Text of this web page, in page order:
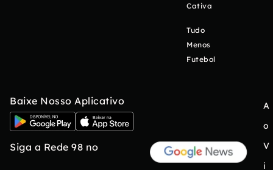
Cativa
Tudo
Menos
Futebol
Baixe Nosso Aplicativo
Siga a Rede 98 no
A
o
V
i